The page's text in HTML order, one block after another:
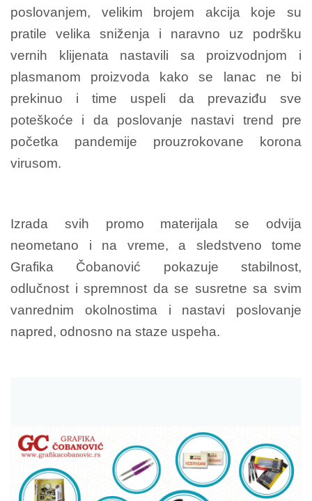
poslovanjem, velikim brojem akcija koje su
pratile velika sniženja i naravno uz podršku
vernih klijenata nastavili sa proizvodnjom i
plasmanom proizvoda kako se lanac ne bi
prekinuo i time uspeli da prevaziđu sve
poteškoće i da poslovanje nastavi trend pre
početka pandemije prouzrokovane korona
virusom.
Izrada svih promo materijala se odvija
neometano i na vreme, a sledstveno tome
Grafika Čobanović pokazuje stabilnost,
odlučnost i spremnost da se susretne sa svim
vanrednim okolnostima i nastavi poslovanje
napred, odnosno na staze uspeha.